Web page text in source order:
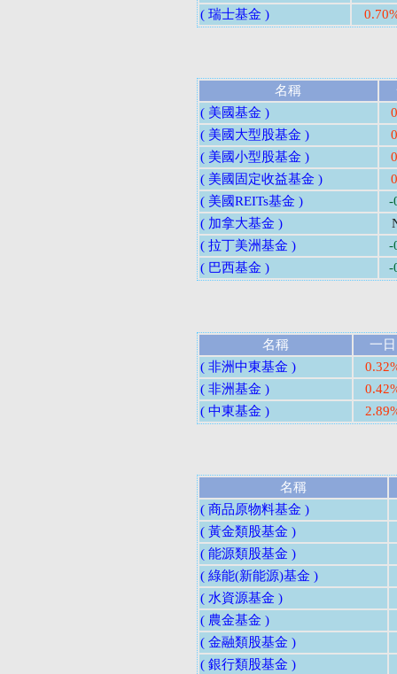
( 瑞士基金 )
名稱
( 美國基金 )
( 美國大型股基金 )
( 美國小型股基金 )
( 美國固定收益基金 )
( 美國REITs基金 )
-
( 加拿大基金 )
( 拉丁美洲基金 )
-
( 巴西基金 )
-
名稱
一日
( 非洲中東基金 )
( 非洲基金 )
( 中東基金 )
名稱
( 商品原物料基金 )
( 黃金類股基金 )
( 能源類股基金 )
( 綠能(新能源)基金 )
( 水資源基金 )
( 農金基金 )
( 金融類股基金 )
( 銀行類股基金 )